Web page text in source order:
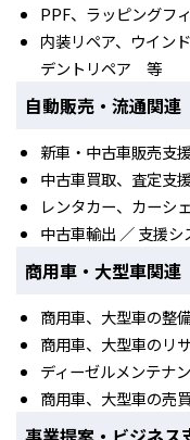
PPF、ラッピングフ
内装リペア、ウインド
デントリペア 等
自動販売・流通関連
新車・中古車販売支
中古車買取、査定支
レンタカー、カーシ
中古車輸出 ／ 支援シ
商用車・大型車関連
商用車、大型車の整
商用車、大型車のリ
ディーゼルメンテナ
商用車、大型車の売